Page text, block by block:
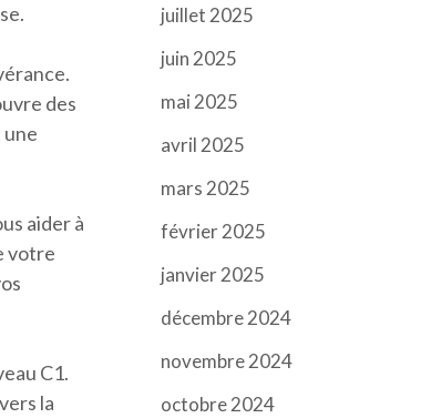
des
aider à
votre
C1.
la
juillet 2025
juin 2025
mai 2025
avril 2025
mars 2025
février 2025
janvier 2025
décembre 2024
novembre 2024
octobre 2024